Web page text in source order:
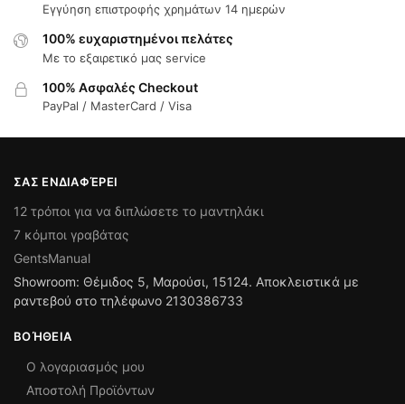
Εγγύηση επιστροφής χρημάτων 14 ημερών
100% ευχαριστημένοι πελάτες
Με το εξαιρετικό μας service
100% Ασφαλές Checkout
PayPal / MasterCard / Visa
ΣΑΣ ΕΝΔΙΑΦΈΡΕΙ
12 τρόποι για να διπλώσετε το μαντηλάκι
7 κόμποι γραβάτας
GentsManual
Showroom: Θέμιδος 5, Μαρούσι, 15124. Αποκλειστικά με
ραντεβού στο τηλέφωνο 2130386733
ΒΟΉΘΕΙΑ
Ο λογαριασμός μου
Αποστολή Προϊόντων